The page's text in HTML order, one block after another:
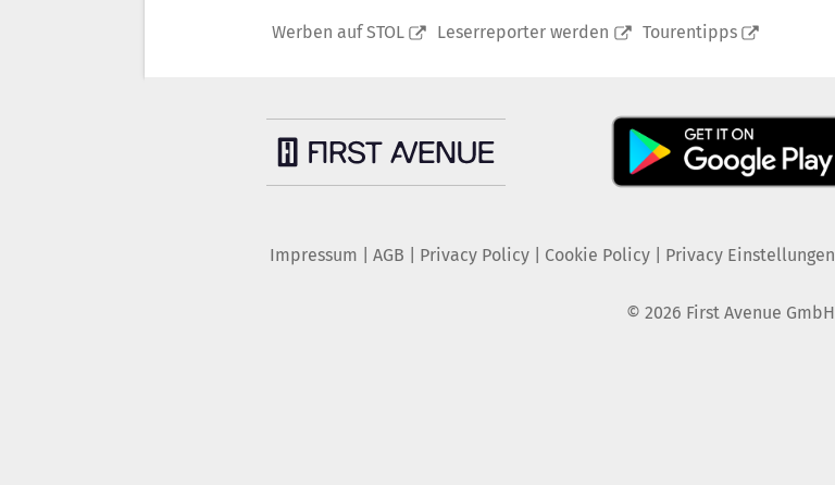
Werben auf STOL Leserreporter werden Tourentipps
Impressum AGB Privacy Policy| Cookie Policy| Privacy Einstellungen
© 2026 First Avenue GmbH